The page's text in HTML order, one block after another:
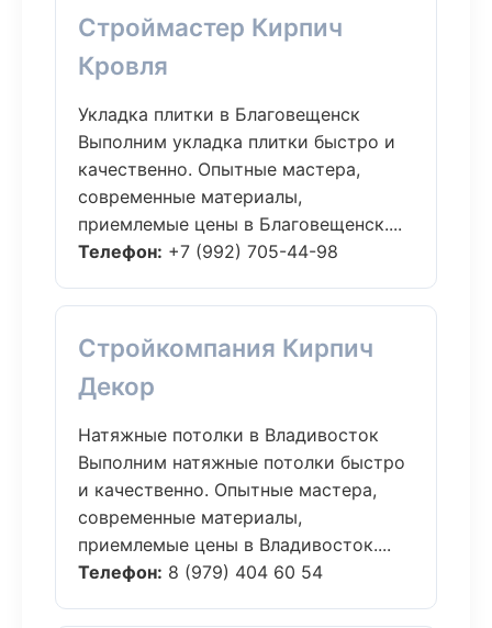
Строймастер Кирпич
Кровля
Укладка плитки в Благовещенск
Выполним укладка плитки быстро и
качественно. Опытные мастера,
современные материалы,
приемлемые цены в Благовещенск....
Телефон: +7 (992) 705-44-98
Стройкомпания Кирпич
Декор
Натяжные потолки в Владивосток
Выполним натяжные потолки быстро
и качественно. Опытные мастера,
современные материалы,
приемлемые цены в Владивосток....
Телефон: 8 (979) 404 60 54